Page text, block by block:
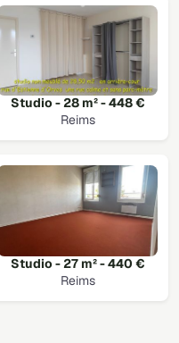
Studio - 28 m² - 448 €
Reims
Studio - 27 m² - 440 €
Reims